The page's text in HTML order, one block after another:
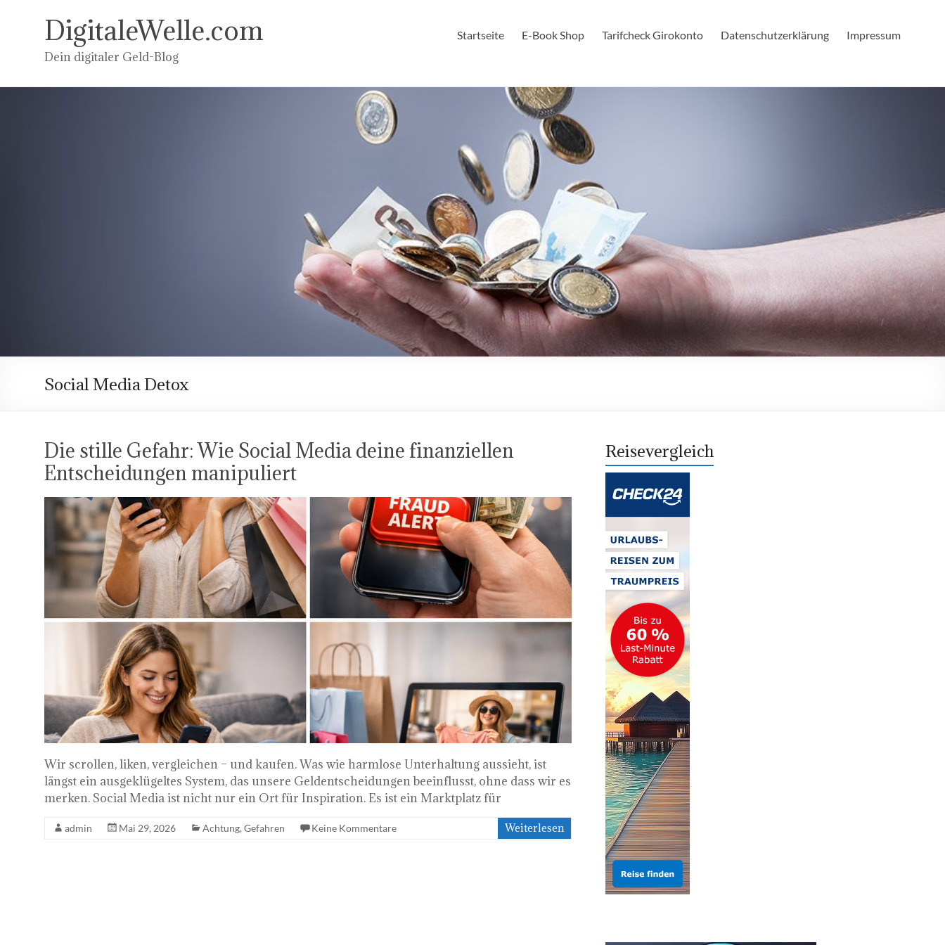
DigitaleWelle.com
Dein digitaler Geld-Blog
Startseite E-Book Shop Tarifcheck Girokonto Datenschutzerklärung Impressum
Social Media Detox
Die stille Gefahr: Wie Social Media deine finanziellen
Entscheidungen manipuliert
Wir scrollen, liken, vergleichen – und kaufen. Was wie harmlose Unterhaltung aussieht, ist
längst ein ausgeklügeltes System, das unsere Geldentscheidungen beeinflusst, ohne dass wir es
merken. Social Media ist nicht nur ein Ort für Inspiration. Es ist ein Marktplatz für
admin Mai 29, 2026 Achtung, Gefahren Keine Kommentare Weiterlesen
Reisevergleich